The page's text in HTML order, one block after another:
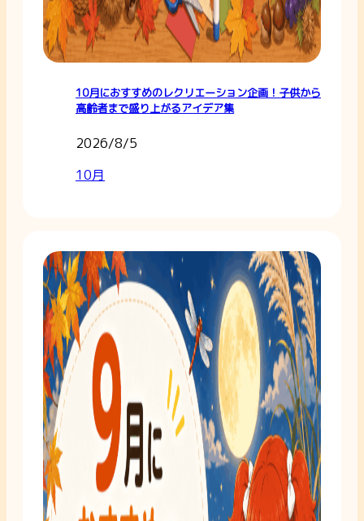
10月におすすめのレクリエーション企画！子供から
高齢者まで盛り上がるアイデア集
2026/8/5
10月